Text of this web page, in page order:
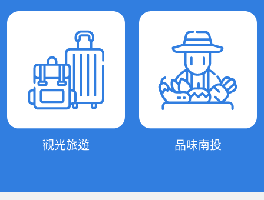
觀光旅遊 品味南投